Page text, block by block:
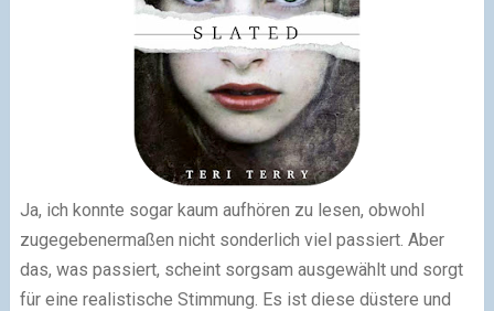
Ja, ich konnte sogar kaum aufhören zu lesen, obwohl
zugegebenermaßen nicht sonderlich viel passiert. Aber
das, was passiert, scheint sorgsam ausgewählt und sorgt
für eine realistische Stimmung. Es ist diese düstere und